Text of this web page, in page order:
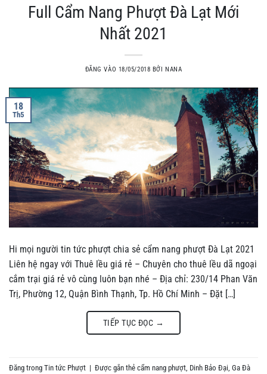
Full Cẩm Nang Phượt Đà Lạt Mới
Nhất 2021
ĐĂNG VÀO 18/05/2018 BỞINANA
18
Th5
Hi mọi người tin tức phượt chia sẻ cẩm nang phượt Đà Lạt 2021
Liên hệ ngay với Thuê lều giá rẻ – Chuyên cho thuê lều dã ngoại
cắm trại giá rẻ vô cùng luôn bạn nhé – Địa chỉ: 230/14 Phan Văn
Trị, Phường 12, Quận Bình Thạnh, Tp. Hồ Chí Minh – Đặt […]
TIẾP TỤC ĐỌC →
Đăng trong Tin tức Phượt | Được gắn thẻ cẩm nang phượt Dinh Bảo Đại Ga Đà